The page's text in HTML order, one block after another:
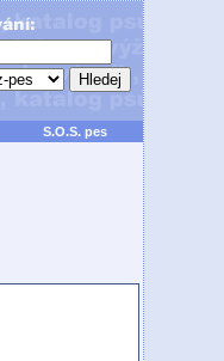
S.O.S. pes